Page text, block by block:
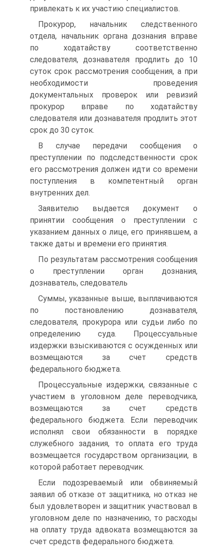
привлекать к их участию специалистов.
Прокурор, начальник следственного
отдела, начальник органа дознания вправе
по ходатайству соответственно
следователя, дознавателя продлить до 10
суток срок рассмотрения сообщения, а при
необходимости проведения
документальных проверок или ревизий
прокурор вправе по ходатайству
следователя или дознавателя продлить этот
срок до 30 суток.
В случае передачи сообщения о
преступлении по подследственности срок
его рассмотрения должен идти со времени
поступления в компетентный орган
внутренних дел.
Заявителю выдается документ о
принятии сообщения о преступлении с
указанием данных о лице, его принявшем, а
также даты и времени его принятия.
По результатам рассмотрения сообщения
о преступлении орган дознания,
дознаватель, следователь
Суммы, указанные выше, выплачиваются
по постановлению дознавателя,
следователя, прокурора или судьи либо по
определению суда. Процессуальные
издержки взыскиваются с осужденных или
возмещаются за счет средств
федерального бюджета.
Процессуальные издержки, связанные с
участием в уголовном деле переводчика,
возмещаются за счет средств
федерального бюджета. Если переводчик
исполнял свои обязанности в порядке
служебного задания, то оплата его труда
возмещается государством организации, в
которой работает переводчик.
Если подозреваемый или обвиняемый
заявил об отказе от защитника, но отказ не
был удовлетворен и защитник участвовал в
уголовном деле по назначению, то расходы
на оплату труда адвоката возмещаются за
счет средств федерального бюджета.